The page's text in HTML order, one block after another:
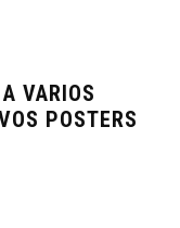
VARIOS
POSTERS